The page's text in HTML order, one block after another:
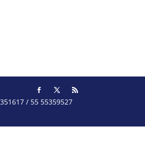
/ 55 55359527